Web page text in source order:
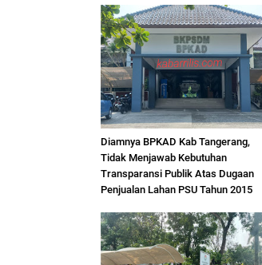
Diamnya BPKAD Kab Tangerang,
Tidak Menjawab Kebutuhan
Transparansi Publik Atas Dugaan
Penjualan Lahan PSU Tahun 2015